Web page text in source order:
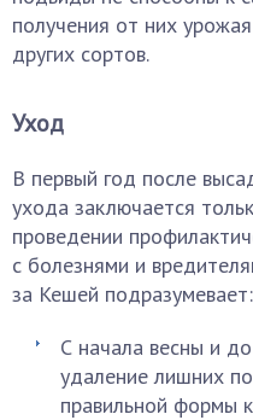
получения от них
других сортов.
Уход
В первый год после
ухода заключается
проведении
с болезнями и
за Кешей подразумевает:
С начала весны и
удаление лишних
правильной формы